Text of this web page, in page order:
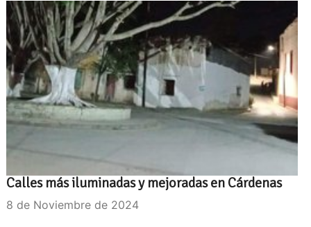
Calles más iluminadas y mejoradas en Cárdenas
8 de Noviembre de 2024